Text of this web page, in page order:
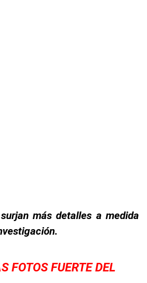
más detalles a medida
FOTOS FUERTE DEL